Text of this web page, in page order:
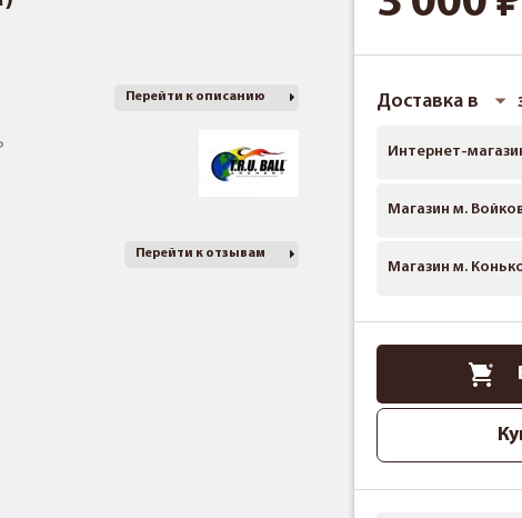
Перейти к описанию
Перейти к отзывам
Доставка в
Интернет-
Магазин м.
Магазин м.